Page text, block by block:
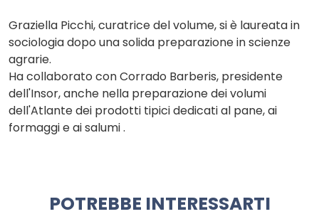
Graziella Picchi, curatrice del volume, si è laureata in
sociologia dopo una solida preparazione in scienze
agrarie.
Ha collaborato con Corrado Barberis, presidente
dell'Insor, anche nella preparazione dei volumi
dell'Atlante dei prodotti tipici dedicati al pane, ai
formaggi e ai salumi .
POTREBBE INTERESSARTI